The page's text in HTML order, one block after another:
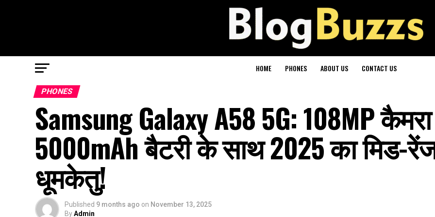
HOME PHONES ABOUT US CONTACT US
PHONES
Samsung Galaxy A58 5G: 108MP
5000mAh बैटरी के साथ 2025 का मिड-
धूमकेतु!
Published 9 months ago on November 13, 2025
ByAdmin